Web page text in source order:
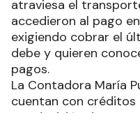
atraviesa el
accedieron al pago
exigiendo cobrar el
debe y quieren
pagos.
La Contadora María
cuentan con